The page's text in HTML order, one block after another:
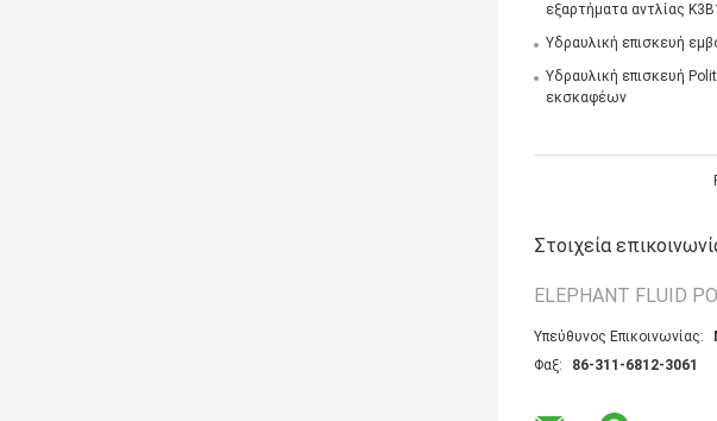
εξαρτήματα αντλίας
Υδραυλική επισκευή
Υδραυλική επισκευή
εκσκαφέων
Στοιχεία
ELEPHANT FLUID
Υπεύθυνος Επικοινωνίας:
Φαξ:
86-311-6812-3061